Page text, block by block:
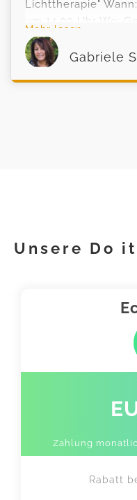
Lichttherapie"
um 14.00 Uhr Wo:
2531 Gaaden,
Stunden
Mehr lesen
Gabriele
Unsere Do
Zahlung
Rabatt